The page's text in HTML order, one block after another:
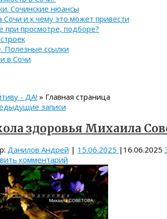
Сочинские нюансы
Сочи и к чему это может привести
при просмотре, подборе?
ссылки
в Сочи
- ДА! » Главная страница
записи
здоровья Михаила
Данилов Андрей | 15.06.2025 | 16.06.2025
комментарий